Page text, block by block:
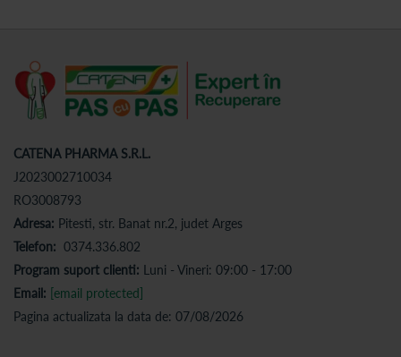
CATENA PHARMA S.R.L.
J2023002710034
RO3008793
Adresa: Pitesti, str. Banat nr.2, judet Arges
Telefon: 0374.336.802
Program suport clienti: Luni - Vineri: 09:00 - 17:00
Email: [email protected]
Pagina actualizata la data de: 07/08/2026